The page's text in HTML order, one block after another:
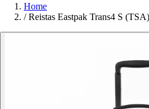
Home
/ Reistas Eastpak Trans4 S (TSA)